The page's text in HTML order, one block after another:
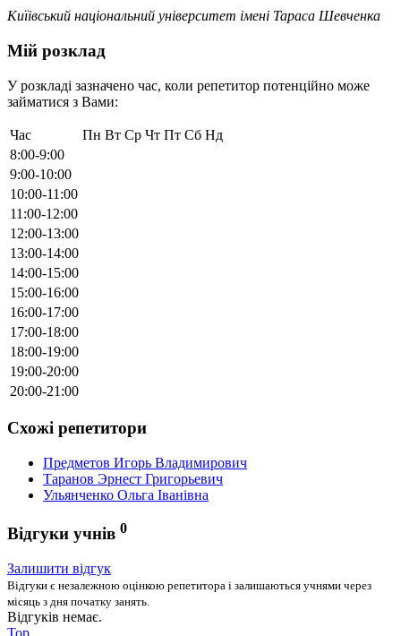
Киїівський національний університет імені Тараса Шевченка
Мій розклад
У розкладі зазначено час, коли репетитор потенційно може
займатися з Вами:
Час Пн Вт Ср Чт Пт Сб Нд
8:00-9:00
9:00-10:00
10:00-11:00
11:00-12:00
12:00-13:00
13:00-14:00
14:00-15:00
15:00-16:00
16:00-17:00
17:00-18:00
18:00-19:00
19:00-20:00
20:00-21:00
Схожі репетитори
Предметов Игорь Владимирович
Таранов Эрнест Григорьевич
Ульянченко Ольга Іванівна
Відгуки учнів 0
Залишити відгук
Відгуки є незалежною оцінкою репетитора і залишаються учнями через
місяць з дня початку занять.
Відгуків немає.
Top